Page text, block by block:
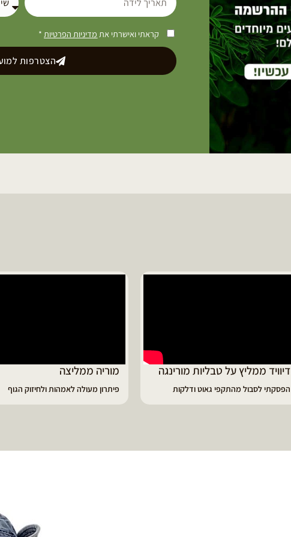
קראתי ואישרתי את מדיניות הפרטיות*
הצטרפות
דיוויד ממליץ על טבליות מורינגה
הפסקתי לסבול מהתקפי גאוט ודלקות
מוריה ממליצה
פיתרון מעולה לאמהות ולחיזוק הגוף